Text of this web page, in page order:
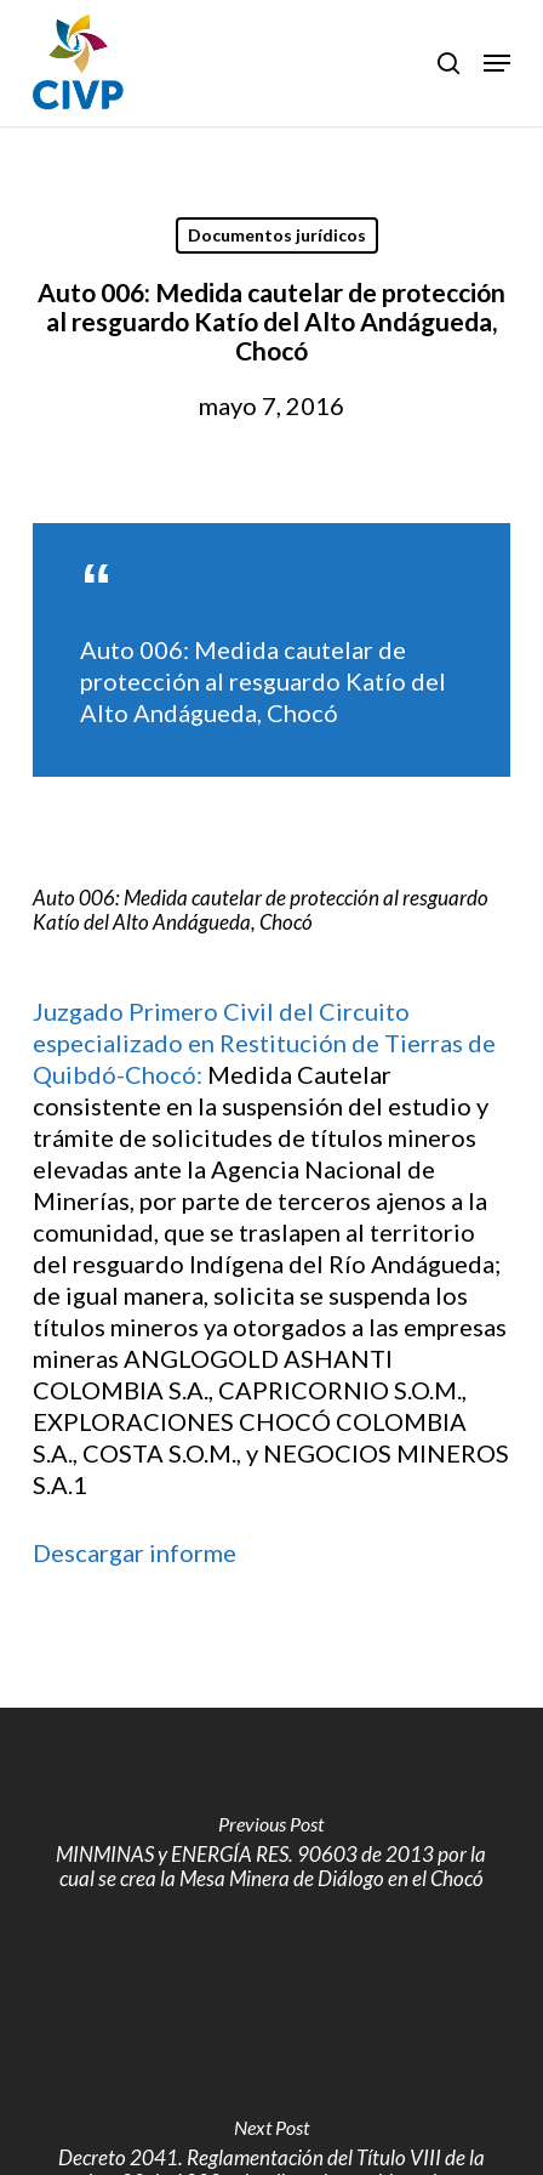
main
content
search
Menu
Documentos jurídicos
Auto 006: Medida cautelar de protección
al resguardo Katío del Alto Andágueda,
Chocó
mayo 7, 2016
Auto 006: Medida cautelar de
protección al resguardo Katío del
Alto Andágueda, Chocó
Auto 006: Medida cautelar de protección al resguardo
Katío del Alto Andágueda, Chocó
Juzgado Primero Civil del Circuito
especializado en Restitución de Tierras de
Quibdó-Chocó: Medida Cautelar
consistente en la suspensión del estudio y
trámite de solicitudes de títulos mineros
elevadas ante la Agencia Nacional de
Minerías, por parte de terceros ajenos a la
comunidad, que se traslapen al territorio
del resguardo Indígena del Río Andágueda;
de igual manera, solicita se suspenda los
títulos mineros ya otorgados a las empresas
mineras ANGLOGOLD ASHANTI
COLOMBIA S.A., CAPRICORNIO S.O.M.,
EXPLORACIONES CHOCÓ COLOMBIA
S.A., COSTA S.O.M., y NEGOCIOS MINEROS
S.A.1
Descargar informe
Previous Post
MINMINAS y ENERGÍA RES. 90603 de 2013 por la
cual se crea la Mesa Minera de Diálogo en el Chocó
Next Post
Decreto 2041. Reglamentación del Título VIII de la
Close